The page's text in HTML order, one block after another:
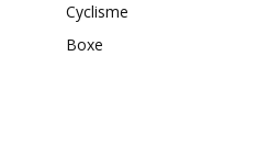
Cyclisme
Boxe